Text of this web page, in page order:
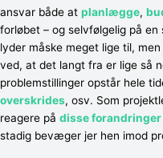
ansvar både at planlægge,
forløbet – og selvfølgelig på
lyder måske meget lige til,
ved, at det langt fra er lige så
problemstillinger opstår hele
overskrides, osv. Som
reagere på disse
stadig bevæger jer hen imod